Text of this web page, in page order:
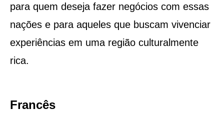
para quem deseja fazer negócios com essas
nações e para aqueles que buscam vivenciar
experiências em uma região culturalmente
rica.
Francês